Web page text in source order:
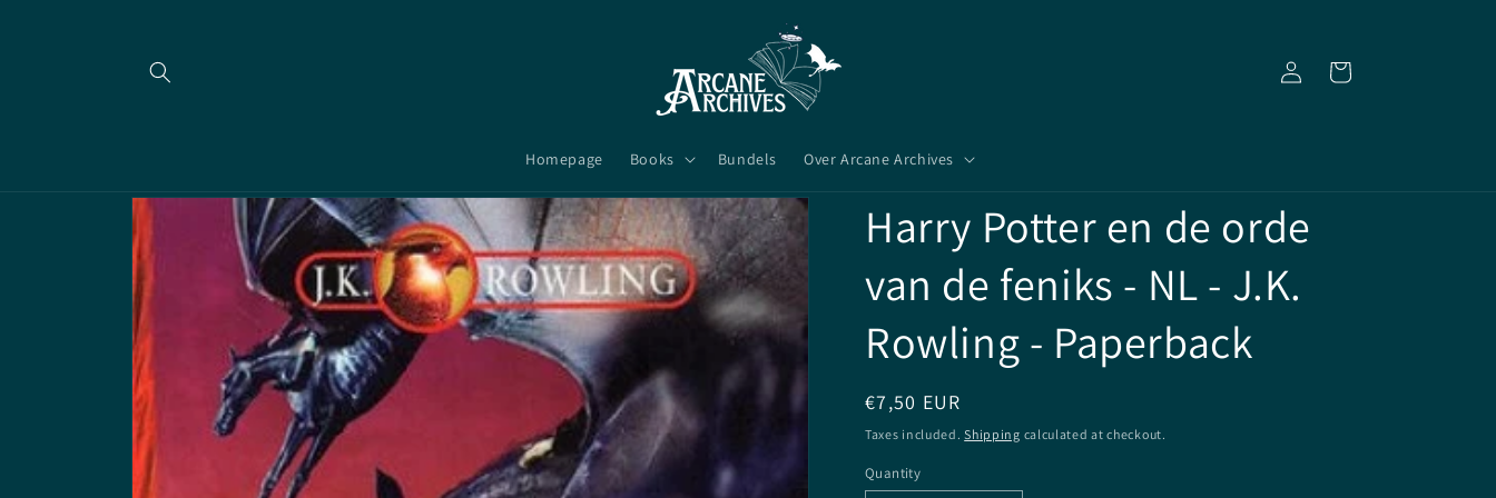
Homepage Books Bundels Over Arcane Archives
Log
in
Cart
Skip to
information
Harry Potter en de orde
van de feniks - NL - J.K.
Rowling - Paperback
Regular
price
€7,50 EUR
Taxes included.Shipping calculated at checkout.
Quantity
Quantity